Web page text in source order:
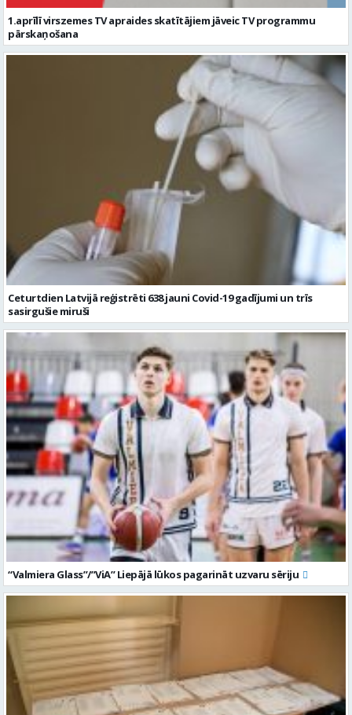
1.aprīlī virszemes TV apraides skatītājiem jāveic TV programmu
pārskaņošana
Ceturtdien Latvijā reģistrēti 638 jauni Covid-19 gadījumi un trīs
sasirgušie miruši
“Valmiera Glass”/”ViA” Liepājā lūkos pagarināt uzvaru sēriju